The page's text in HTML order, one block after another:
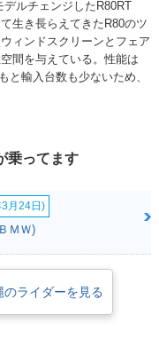
ルチェンジしたR80RT
生き長らえてきたR80のツ
ィンドスクリーンとフェア
間を与えている。性能は
と輸入台数も少ないため、
乗ってます
月24日)
ＭＷ)
ライダーを見る